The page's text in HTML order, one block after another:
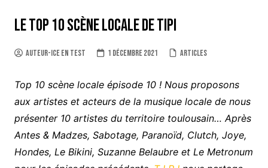
Le top 10 scène locale de TIPI
auteur-ice en test 1 décembre 2021 Articles
Top 10 scène locale épisode 10 ! Nous proposons
aux artistes et acteurs de la musique locale de nous
présenter 10 artistes du territoire toulousain… Après
Antes & Madzes, Sabotage, Paranoïd, Clutch, Joye,
Hondes, Le Bikini, Suzanne Belaubre et Le Metronum